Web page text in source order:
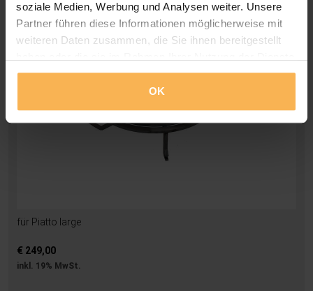
soziale Medien, Werbung und Analysen weiter. Unsere
Partner führen diese Informationen möglicherweise mit
weiteren Daten zusammen, die Sie ihnen bereitgestellt
gesammelt haben.
OK
für Piatto large
€ 249,00
inkl. 19% MwSt.